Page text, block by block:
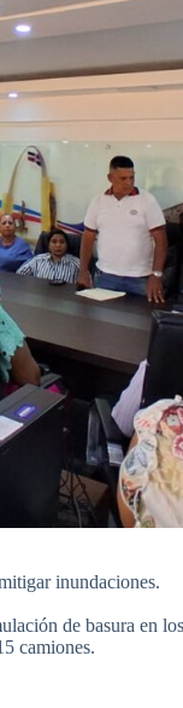
inundaciones.
de basura en
camiones.